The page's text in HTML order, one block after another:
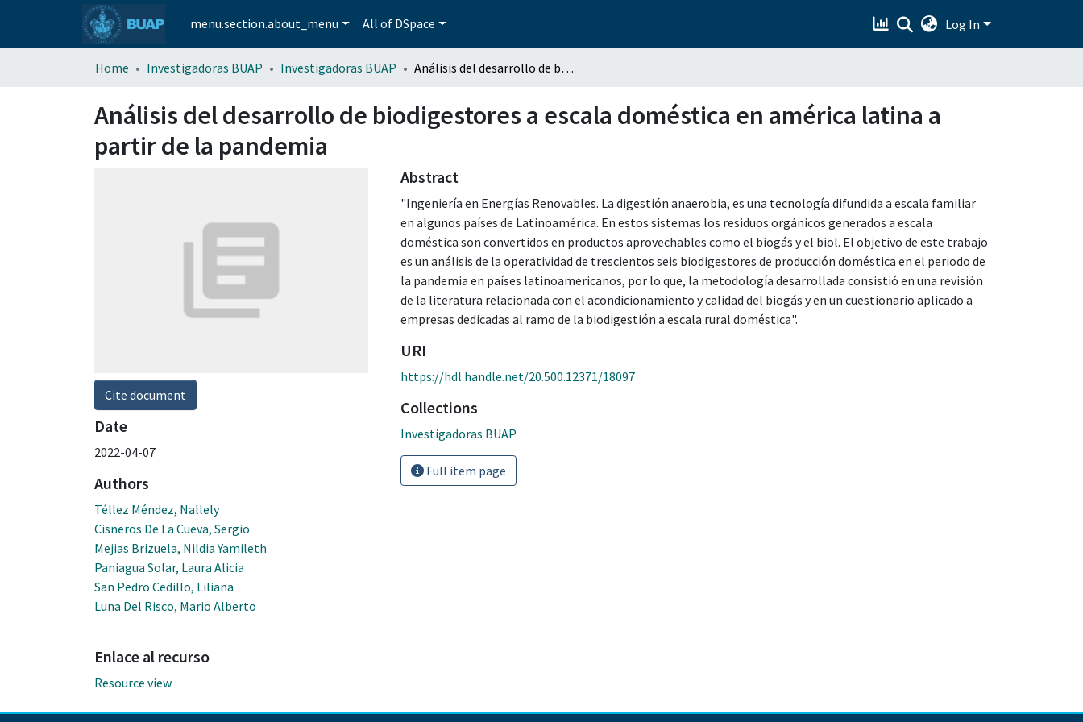
menu.section.about_menu All of DSpace Log In
Home Investigadoras BUAP Investigadoras BUAP Análisis del desarrollo de biodigestores a escala doméstica en américa latina a partir de la pandemia
Análisis del desarrollo de biodigestores a escala doméstica en américa latina a
partir de la pandemia
Cite document
Date
2022-04-07
Authors
Téllez Méndez, Nallely
Cisneros De La Cueva, Sergio
Mejias Brizuela, Nildia Yamileth
Paniagua Solar, Laura Alicia
San Pedro Cedillo, Liliana
Luna Del Risco, Mario Alberto
Enlace al recurso
Resource view
Abstract
"Ingeniería en Energías Renovables. La digestión anaerobia, es una tecnología difundida a escala familiar
en algunos países de Latinoamérica. En estos sistemas los residuos orgánicos generados a escala
doméstica son convertidos en productos aprovechables como el biogás y el biol. El objetivo de este trabajo
es un análisis de la operatividad de trescientos seis biodigestores de producción doméstica en el periodo de
la pandemia en países latinoamericanos, por lo que, la metodología desarrollada consistió en una revisión
de la literatura relacionada con el acondicionamiento y calidad del biogás y en un cuestionario aplicado a
empresas dedicadas al ramo de la biodigestión a escala rural doméstica".
URI
https://hdl.handle.net/20.500.12371/18097
Collections
Investigadoras BUAP
Full item page